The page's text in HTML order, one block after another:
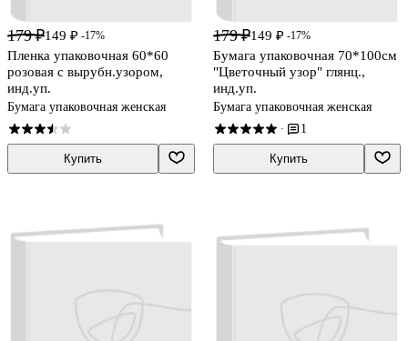
179 ₽149 ₽ -17%
Пленка упаковочная 60*60
розовая с вырубн.узором,
инд.уп.
Бумага упаковочная женская
Купить
179 ₽149 ₽ -17%
Бумага упаковочная 70*100см
"Цветочный узор" глянц.,
инд.уп.
Бумага упаковочная женская
· 1
Купить